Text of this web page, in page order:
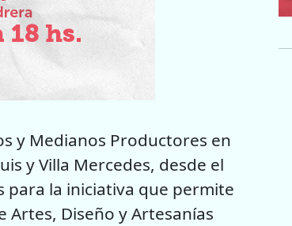
y Medianos Productores en
y Villa Mercedes, desde el
para la iniciativa que permite
Diseño y Artesanías